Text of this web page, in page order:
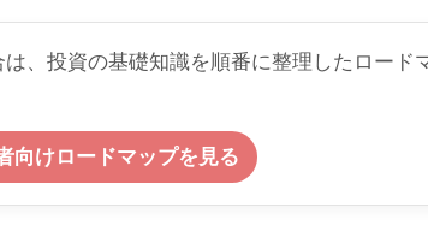
、投資の基礎知識を順番に整理したロード
向けロードマップを見る